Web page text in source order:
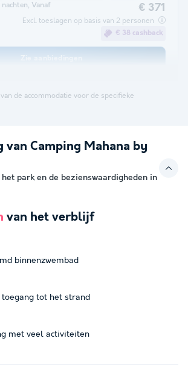
nachten, Vanaf € 371
Excl. toeslagen op basis van 2 personen
€ 38 cashback
de accommodatie voor de specifieke
van Camping Mahana by
park en de bezienswaardigheden in
van het verblijf
binnenzwembad
toegang tot het strand
met veel activiteiten